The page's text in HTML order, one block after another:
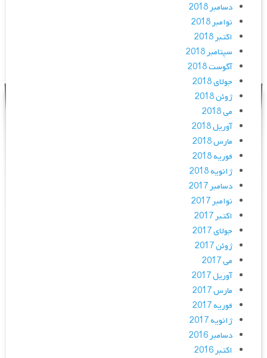
دسامبر 2018
نوامبر 2018
اکتبر 2018
سپتامبر 2018
آگوست 2018
جولای 2018
ژوئن 2018
می 2018
آوریل 2018
مارس 2018
فوریه 2018
ژانویه 2018
دسامبر 2017
نوامبر 2017
اکتبر 2017
جولای 2017
ژوئن 2017
می 2017
آوریل 2017
مارس 2017
فوریه 2017
ژانویه 2017
دسامبر 2016
اکتبر 2016